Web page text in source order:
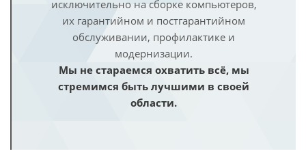
исключительно на сборке компьютеров,
их гарантийном и постгарантийном
обслуживании, профилактике и
модернизации.
Мы не стараемся охватить всё, мы
стремимся быть лучшими в своей
области.